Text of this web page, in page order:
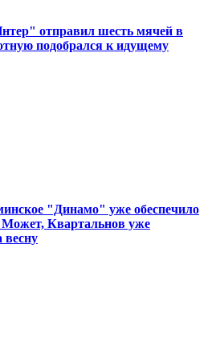
отправил шесть мячей в
подобрался к идущему
"Динамо" уже обеспечило
Может, Квартальнов уже
весну